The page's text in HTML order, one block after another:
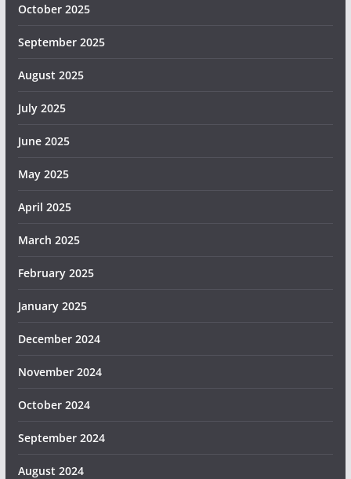
October 2025
September 2025
August 2025
July 2025
June 2025
May 2025
April 2025
March 2025
February 2025
January 2025
December 2024
November 2024
October 2024
September 2024
August 2024